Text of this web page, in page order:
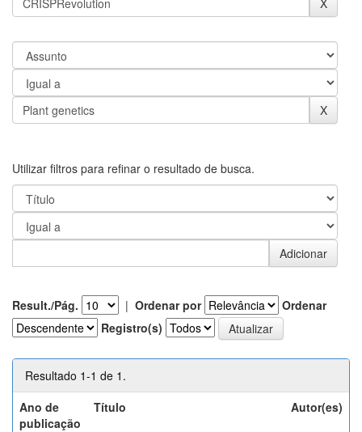
Utilizar filtros para refinar o resultado de busca.
Result./Pág. | Ordenar por
Ordenar
Registro(s)
Resultado 1-1 de 1.
Ano de
publicação
Título Autor(es)